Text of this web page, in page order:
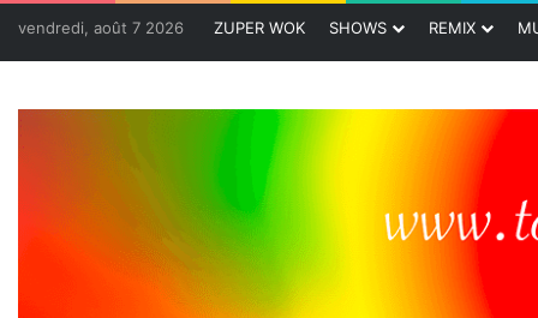
vendredi, août 7 2026 ZUPER WOK SHOWS REMIX